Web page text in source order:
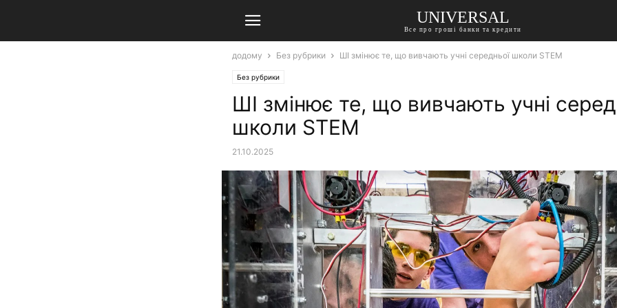
UNIVERSAL
Все про гроші банки та кредити
додому Без рубрики ШІ змінює те, що вивчають учні середньої школи STEM
Без рубрики
ШІ змінює те, що вивчають учні
школи STEM
21.10.2025